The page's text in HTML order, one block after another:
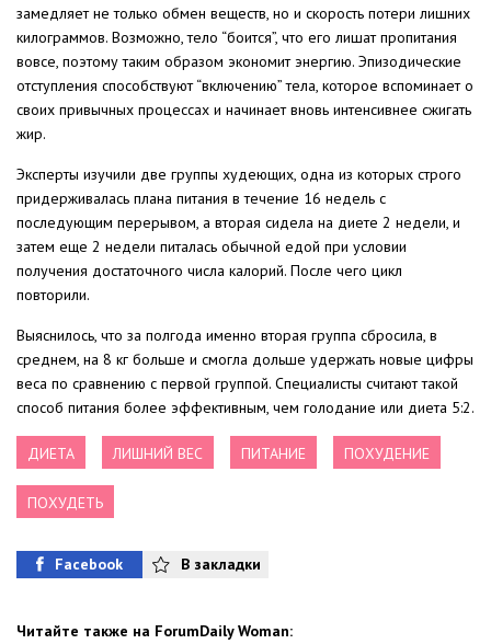
замедляет не только обмен веществ, но и скорость потери лишних
килограммов. Возможно, тело “боится”, что его лишат пропитания
вовсе, поэтому таким образом экономит энергию. Эпизодические
отступления способствуют “включению” тела, которое вспоминает о
своих привычных процессах и начинает вновь интенсивнее сжигать
жир.
Эксперты изучили две группы худеющих, одна из которых строго
придерживалась плана питания в течение 16 недель с
последующим перерывом, а вторая сидела на диете 2 недели, и
затем еще 2 недели питалась обычной едой при условии
получения достаточного числа калорий. После чего цикл
повторили.
Выяснилось, что за полгода именно вторая группа сбросила, в
среднем, на 8 кг больше и смогла дольше удержать новые цифры
веса по сравнению с первой группой. Специалисты считают такой
способ питания более эффективным, чем голодание или диета 5:2.
ДИЕТА ЛИШНИЙ ВЕС ПИТАНИЕ ПОХУДЕНИЕ
ПОХУДЕТЬ
Facebook В закладки
Читайте также на ForumDaily Woman: